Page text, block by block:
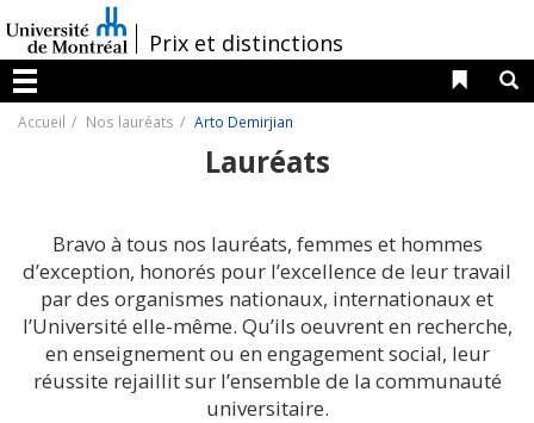
au
contenu
/Prix et distinctions
Menu
Liens
Accueil Nos lauréats Arto Demirjian
Lauréats
Bravo à tous nos lauréats, femmes et hommes
d’exception, honorés pour l’excellence de leur travail
par des organismes nationaux, internationaux et
l’Université elle-même. Qu’ils oeuvrent en recherche,
en enseignement ou en engagement social, leur
réussite rejaillit sur l’ensemble de la communauté
universitaire.